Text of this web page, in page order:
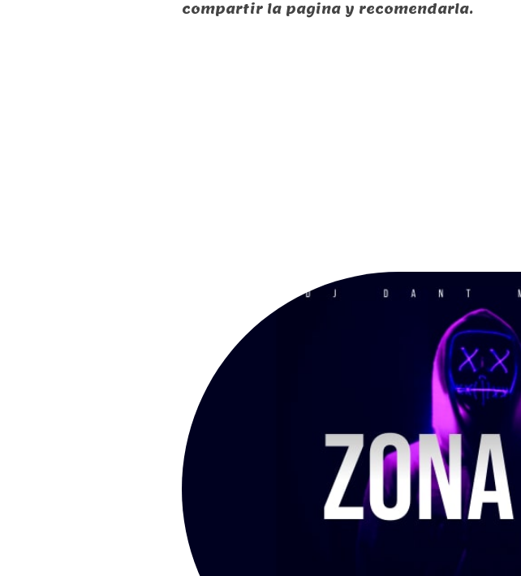
compartir la pagina y recomendarla.